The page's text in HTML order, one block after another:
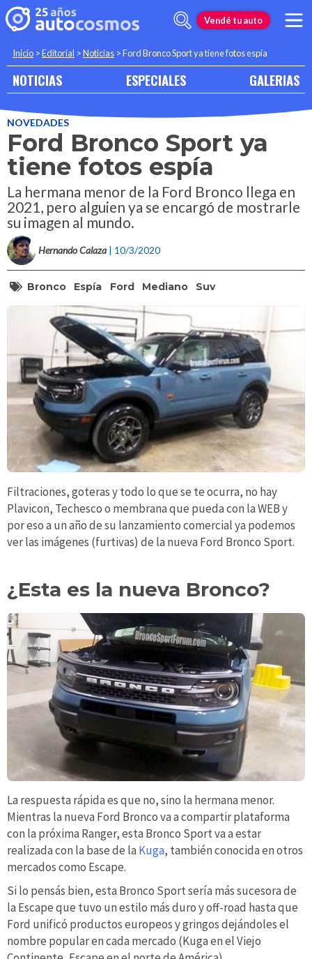
Vendé tu auto
Inicio >Editorial >Noticias >Ford Bronco Sport ya tiene fotos espía
NOTICIAS ESPECIALES GALERIAS
NOVEDADES
Ford Bronco Sport ya
tiene fotos espía
La hermana menor de la Ford Bronco llega en
2021, pero alguien ya se encargó de mostrarle
su imagen al mundo.
Hernando Calaza | 10/3/2020
Bronco Espía Ford Mediano Suv
Filtraciones, goteras y todo lo que se te ocurra, no hay
Plavicon, Techesco o membrana que pueda con la WEB y
por eso a un año de su lanzamiento comercial ya podemos
ver las imágenes (furtivas) de la nueva Ford Bronco Sport.
¿Esta es la nueva Bronco?
La respuesta rápida es que no, sino la hermana menor.
Mientras la nueva Ford Bronco va a compartir plataforma
con la próxima Ranger, esta Bronco Sport va a estar
realizada con la base de la Kuga, también conocida en otros
mercados como Escape.
Si lo pensás bien, esta Bronco Sport sería más sucesora de
la Escape que tuvo un estilo más duro y off-road hasta que
Ford unificó productos europeos y gringos dejándoles el
nombre popular en cada mercado (Kuga en el Viejo